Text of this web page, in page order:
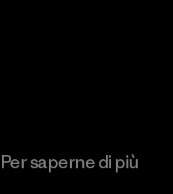
Per saperne di più